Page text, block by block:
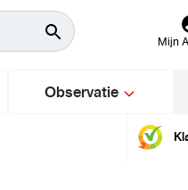
Mijn
Observatie